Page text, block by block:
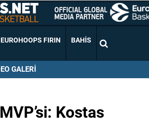
EUROHOOPS FIRIN BAHIS
GALERI
Kostas